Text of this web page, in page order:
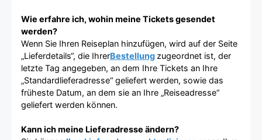
Wie erfahre ich, wohin meine Tickets gesendet
werden?
Wenn Sie Ihren Reiseplan hinzufügen, wird auf der Seite
„Lieferdetails“, die IhrerBestellung zugeordnet ist, der
letzte Tag angegeben, an dem Ihre Tickets an Ihre
„Standardlieferadresse“ geliefert werden, sowie das
früheste Datum, an dem sie an Ihre „Reiseadresse“
geliefert werden können.
Kann ich meine Lieferadresse ändern?